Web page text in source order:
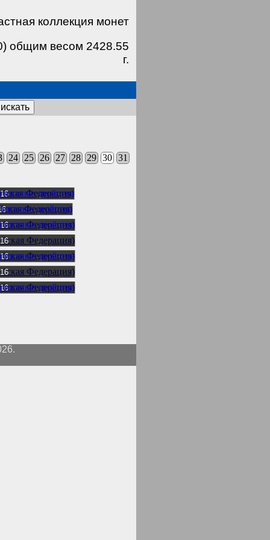
коллекция монет
общим весом 2428.55
г.
искать
24 25 26 27 28 29 30
31